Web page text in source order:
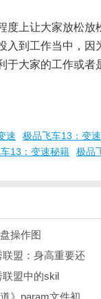
度上让大家放松放
入到工作当中，因
于大家的工作或者
速 极品飞车13：变
13：变速秘籍
极品
操作图
联盟：身高重要还
联盟中的skil
》param文件初